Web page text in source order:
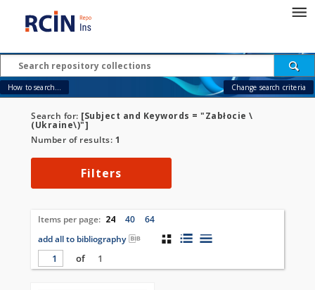
How to search... Change search criteria
Search for: [Subject and Keywords = "Zabłocie \
(Ukraine\)"]
Number of results: 1
Filters
Items per page: 24 40
64
add all to bibliography
of
1